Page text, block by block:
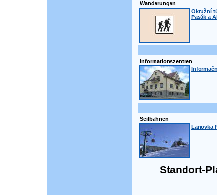
Wanderungen
Okružní
Pasák a
Informationszentren
Seilbahnen
Lanovka
Standort-